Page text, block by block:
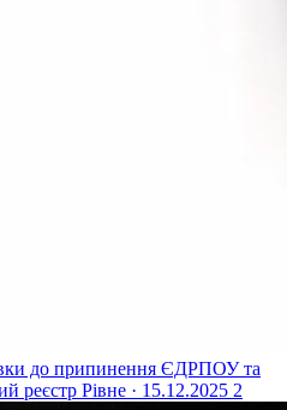
до припинення ЄДРПОУ та
реєстр Рівне · 15.12.2025 2